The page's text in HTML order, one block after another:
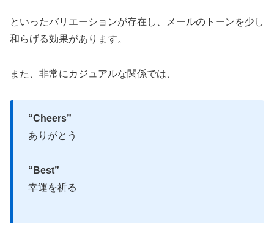
といったバリエーションが存在し、メールのトーンを少し
和らげる効果があります。
また、非常にカジュアルな関係では、
“Cheers”
ありがとう
“Best”
幸運を祈る